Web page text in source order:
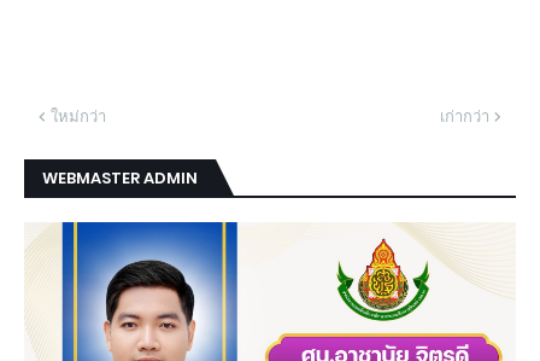
ใหม่กว่า เก่ากว่า
WEBMASTER ADMIN